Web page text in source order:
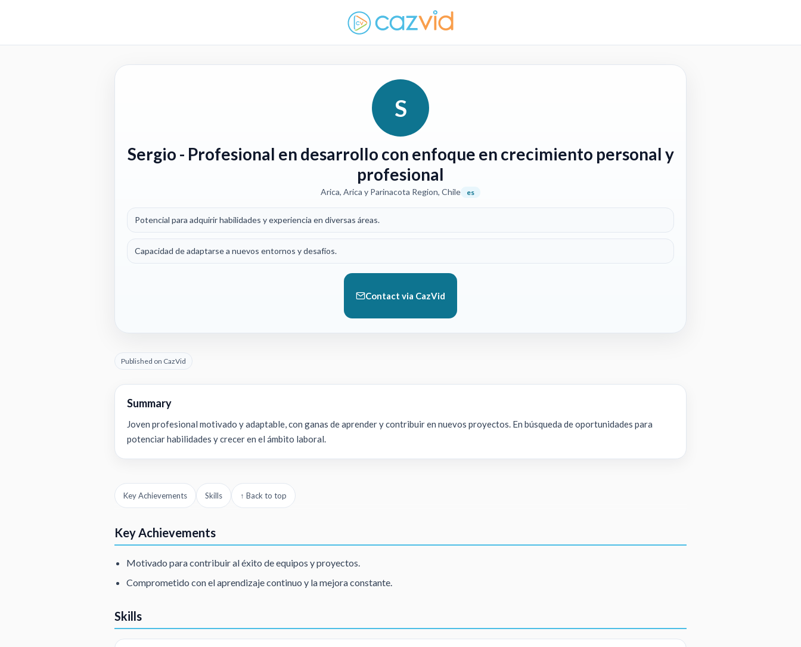
S
Sergio - Profesional en desarrollo con enfoque en crecimiento personal y
profesional
Arica, Arica y Parinacota Region, Chile es
Potencial para adquirir habilidades y experiencia en diversas áreas.
Capacidad de adaptarse a nuevos entornos y desafíos.
Contact via CazVid
Published on CazVid
Summary
Joven profesional motivado y adaptable, con ganas de aprender y contribuir en nuevos proyectos. En búsqueda de oportunidades para
potenciar habilidades y crecer en el ámbito laboral.
Key Achievements Skills ↑ Back to top
Key Achievements
Motivado para contribuir al éxito de equipos y proyectos.
Comprometido con el aprendizaje continuo y la mejora constante.
Skills